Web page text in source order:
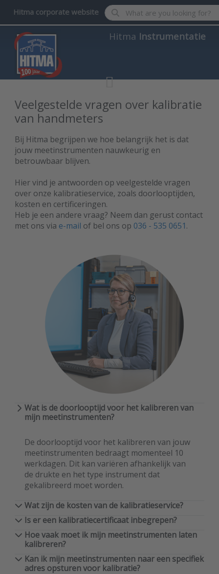
Hitma corporate website Enter a search term. Results
Hitma Instrumentatie
Wat is de doorlooptijd voor het kalibreren van
mijn meetinstrumenten?
De doorlooptijd voor het kalibreren van jouw
meetinstrumenten bedraagt momenteel 10
werkdagen. Dit kan variëren afhankelijk van
de drukte en het type instrument dat
gekalibreerd moet worden.
Wat zijn de kosten van de kalibratieservice?
Is er een kalibratiecertificaat inbegrepen?
Hoe vaak moet ik mijn meetinstrumenten laten
kalibreren?
Kan ik mijn meetinstrumenten naar een specifiek
adres opsturen voor kalibratie?
Veelgestelde vragen over kalibratie
van handmeters
Bij Hitma begrijpen we hoe belangrijk het is dat
jouw meetinstrumenten nauwkeurig en
betrouwbaar blijven.
Hier vind je antwoorden op veelgestelde vragen
over onze kalibratieservice, zoals doorlooptijden,
kosten en certificeringen.
Heb je een andere vraag? Neem dan gerust contact
met ons via e-mail of bel ons op 036 - 535 0651.